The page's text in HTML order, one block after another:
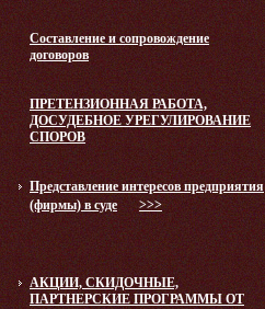
Составление и сопровождение
договоров
ПРЕТЕНЗИОННАЯ РАБОТА,
ДОСУДЕБНОЕ УРЕГУЛИРОВАНИЕ
СПОРОВ
Представление интересов предприятия
(фирмы) в суде
>>>
АКЦИИ, СКИДОЧНЫЕ,
ПАРТНЕРСКИЕ ПРОГРАММЫ ОТ